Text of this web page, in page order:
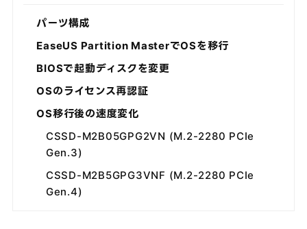
パーツ構成
EaseUS Partition MasterでOSを移行
BIOSで起動ディスクを変更
OSのライセンス再認証
OS移行後の速度変化
CSSD-M2B05GPG2VN (M.2-2280 PCIe
Gen.3)
CSSD-M2B5GPG3VNF (M.2-2280 PCIe
Gen.4)